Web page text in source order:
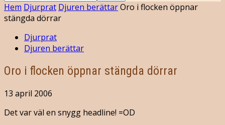
Hem Djurprat Djuren berättarOro i flocken öppnar
stängda dörrar
Djurprat
Djuren berättar
Oro i flocken öppnar stängda dörrar
13 april 2006
Det var väl en snygg headline! =OD